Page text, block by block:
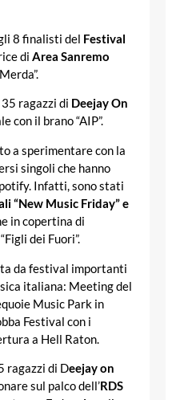
8 finalisti del Festival
di Area Sanremo
ragazzi di Deejay On
con il brano “AIP”.
a sperimentare con la
singoli che hanno
Infatti, sono stati
“New Music Friday” e
in copertina di
dei Fuori”.
da festival importanti
italiana: Meeting del
Music Park in
Festival con i
a Hell Raton.
ragazzi di Deejay on
sul palco dell’RDS